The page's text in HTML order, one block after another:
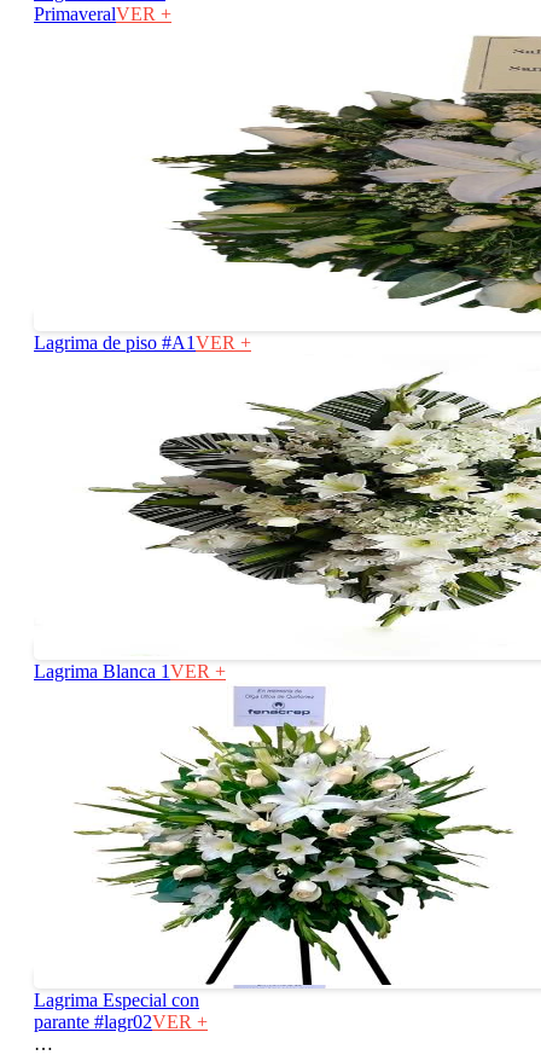
PrimaveralVER +
Lagrima de piso #A1VER +
Lagrima Blanca 1VER +
Lagrima Especial con
parante #lagr02VER +